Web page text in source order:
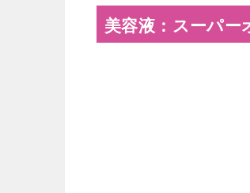
美容液：スーパー